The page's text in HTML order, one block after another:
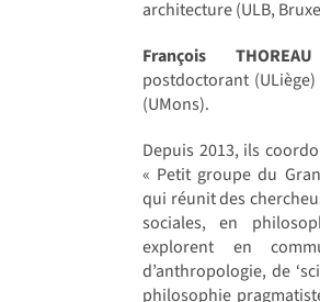
architecture (ULB,
François THOREAU
postdoctorant
(UMons).
Depuis 2013, ils
« Petit groupe du
qui réunit des
sociales, en
explorent en
d’anthropologie, de
philosophie